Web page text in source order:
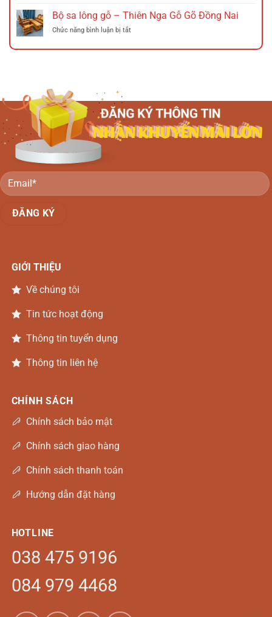
Đào
Chuông
gỗ
sa
lông
gỗ
Pháo
Bộ sa lông gỗ – Thiên Nga Gỗ Gõ Đồng Nai
Chức năng bình luận bị tắtở
sa
Nga
Gỗ
Đồng
GIỚI THIỆU
Về chúng tôi
Tin tức hoạt động
Thông tin tuyển dụng
Thông tin liên hệ
CHÍNH SÁCH
Chính sách bảo mật
Chính sách giao hàng
Chính sách thanh toán
Hướng dẫn đặt hàng
HOTLINE
038 475 9196
084 979 4468